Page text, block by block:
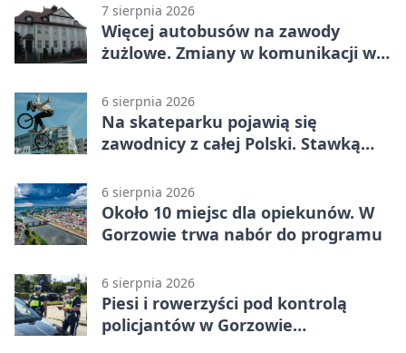
7 sierpnia 2026
Więcej autobusów na zawody
żużlowe. Zmiany w komunikacji w
6 sierpnia 2026
Na skateparku pojawią się
zawodnicy z całej Polski. Stawką
6 sierpnia 2026
Około 10 miejsc dla opiekunów. W
Gorzowie trwa nabór do programu
6 sierpnia 2026
Piesi i rowerzyści pod kontrolą
policjantów w Gorzowie